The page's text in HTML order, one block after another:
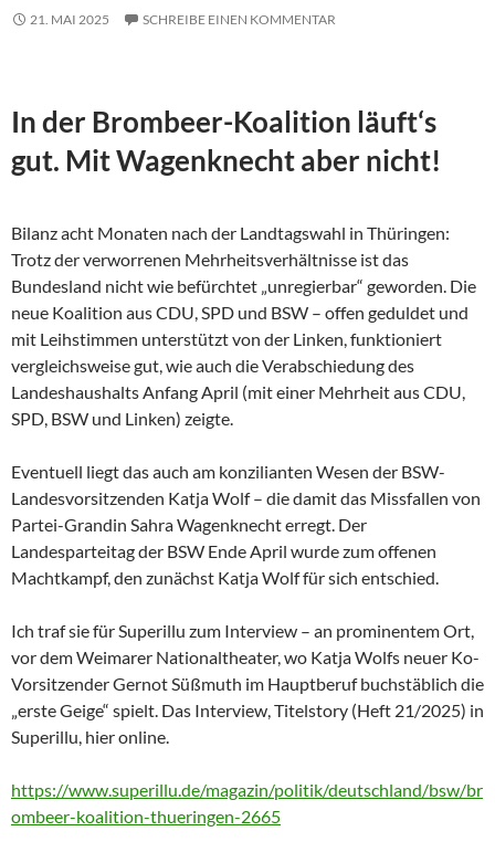
21. MAI 2025 SCHREIBE EINEN KOMMENTAR
In der Brombeer-Koalition läuft‘s
gut. Mit Wagenknecht aber nicht!
Bilanz acht Monaten nach der Landtagswahl in Thüringen:
Trotz der verworrenen Mehrheitsverhältnisse ist das
Bundesland nicht wie befürchtet „unregierbar“ geworden. Die
neue Koalition aus CDU, SPD und BSW – offen geduldet und
mit Leihstimmen unterstützt von der Linken, funktioniert
vergleichsweise gut, wie auch die Verabschiedung des
Landeshaushalts Anfang April (mit einer Mehrheit aus CDU,
SPD, BSW und Linken) zeigte.
Eventuell liegt das auch am konzilianten Wesen der BSW-
Landesvorsitzenden Katja Wolf – die damit das Missfallen von
Partei-Grandin Sahra Wagenknecht erregt. Der
Landesparteitag der BSW Ende April wurde zum offenen
Machtkampf, den zunächst Katja Wolf für sich entschied.
Ich traf sie für Superillu zum Interview – an prominentem Ort,
vor dem Weimarer Nationaltheater, wo Katja Wolfs neuer Ko-
Vorsitzender Gernot Süßmuth im Hauptberuf buchstäblich die
„erste Geige“ spielt. Das Interview, Titelstory (Heft 21/2025) in
Superillu, hier online.
https://www.superillu.de/magazin/politik/deutschland/bsw/br
ombeer-koalition-thueringen-2665